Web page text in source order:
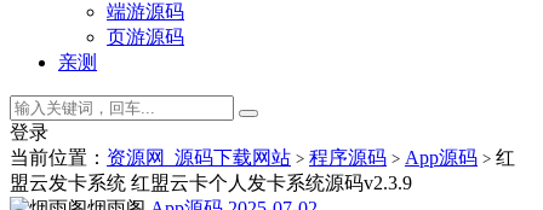
端游源码
页游源码
亲测
登录
当前位置： 资源网_源码下载网站 > 程序源码 > App源码 > 红
盟云发卡系统 红盟云卡个人发卡系统源码v2.3.9